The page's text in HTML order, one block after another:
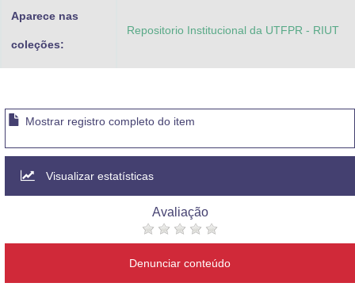
Aparece nas
coleções:
Repositorio Institucional da UTFPR - RIUT
Mostrar registro completo do item
Visualizar estatísticas
Avaliação
Denunciar conteúdo